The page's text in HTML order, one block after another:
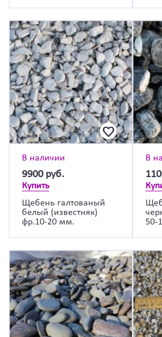
В наличии
9900 руб.
Купить
Щебень галтованый
белый (известняк)
фр.10-20 мм.
В
50-